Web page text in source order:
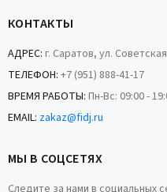
КОНТАКТЫ
АДРЕС: г. Саратов, ул.
ТЕЛЕФОН: +7 (951) 888-41-17
ВРЕМЯ РАБОТЫ: Пн-Вс: 09:00 -
EMAIL: zakaz@fidj.ru
МЫ В СОЦСЕТЯХ
Следите за нами в социальных